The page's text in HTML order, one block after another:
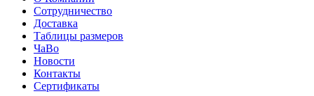
Сотрудничество
Доставка
Таблицы размеров
ЧаВо
Новости
Контакты
Сертификаты